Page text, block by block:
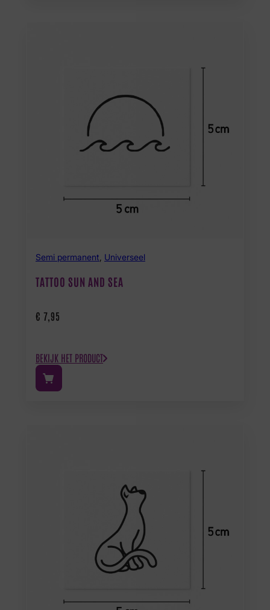
Semi permanent Universeel
TATTOO SUN AND SEA
€ 7,95
BEKIJK HET PRODUCT